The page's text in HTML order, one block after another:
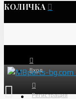
КОЛИЧКА
Вход
Регистрация